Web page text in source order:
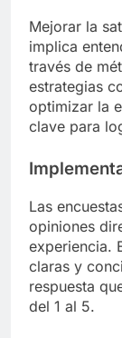
Mejorar la
implica
través de
estrategias
optimizar la
clave para
Las
opiniones
experiencia.
claras y
respuesta
del 1 al 5.